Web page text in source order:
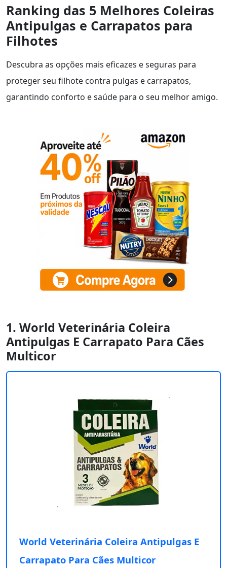
Ranking das 5 Melhores Coleiras
Antipulgas e Carrapatos para
Filhotes
Descubra as opções mais eficazes e seguras para
proteger seu filhote contra pulgas e carrapatos,
garantindo conforto e saúde para o seu melhor amigo.
1. World Veterinária Coleira
Antipulgas E Carrapato Para Cães
Multicor
World Veterinária Coleira Antipulgas E
Carrapato Para Cães Multicor